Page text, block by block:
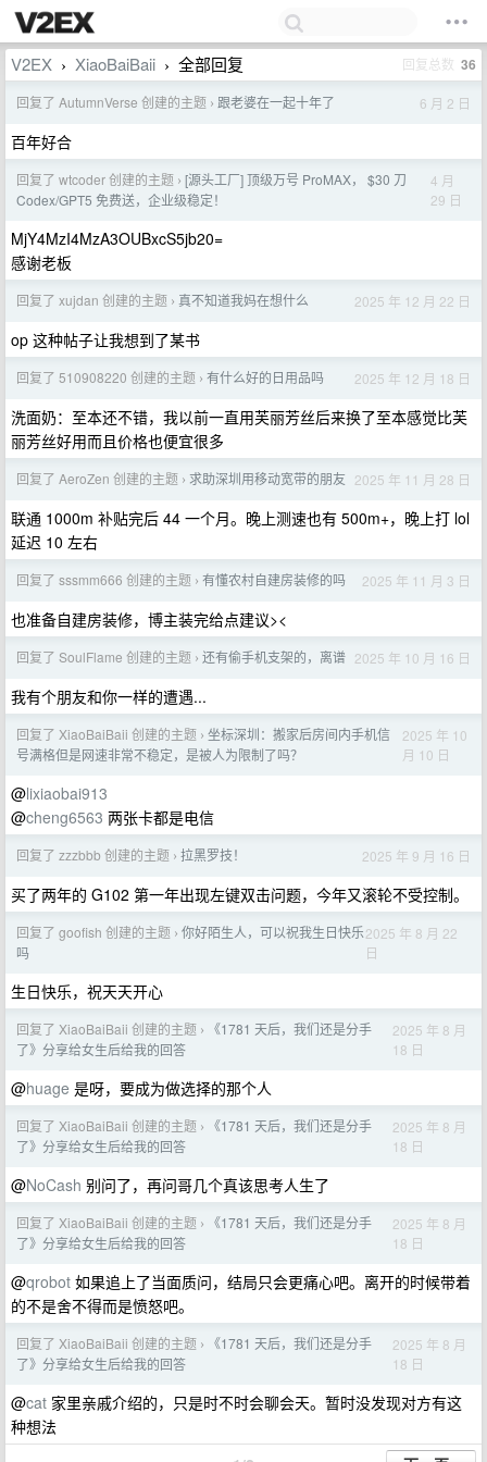
V2EX › XiaoBaiBaii › 全部回复 回复总数 36
回复了 AutumnVerse 创建的主题 › 跟老婆在一起十年了 6 月 2 日
百年好合
回复了 wtcoder 创建的主题 › [源头工厂] 顶级万号 ProMAX， $30 刀
Codex/GPT5 免费送，企业级稳定！
4 月
29 日
MjY4MzI4MzA3OUBxcS5jb20=
感谢老板
回复了 xujdan 创建的主题 › 真不知道我妈在想什么 2025 年 12 月 22 日
op 这种帖子让我想到了某书
回复了 510908220 创建的主题 › 有什么好的日用品吗 2025 年 12 月 18 日
洗面奶：至本还不错，我以前一直用芙丽芳丝后来换了至本感觉比芙
丽芳丝好用而且价格也便宜很多
回复了 AeroZen 创建的主题 › 求助深圳用移动宽带的朋友 2025 年 11 月 28 日
联通 1000m 补贴完后 44 一个月。晚上测速也有 500m+，晚上打 lol
延迟 10 左右
回复了 sssmm666 创建的主题 › 有懂农村自建房装修的吗 2025 年 11 月 3 日
也准备自建房装修，博主装完给点建议><
回复了 SoulFlame 创建的主题 › 还有偷手机支架的，离谱 2025 年 10 月 16 日
我有个朋友和你一样的遭遇...
回复了 XiaoBaiBaii 创建的主题 › 坐标深圳：搬家后房间内手机信
号满格但是网速非常不稳定，是被人为限制了吗？
2025 年 10
月 10 日
@lixiaobai913
@cheng6563 两张卡都是电信
回复了 zzzbbb 创建的主题 › 拉黑罗技！ 2025 年 9 月 16 日
买了两年的 G102 第一年出现左键双击问题，今年又滚轮不受控制。
回复了 goofish 创建的主题 › 你好陌生人，可以祝我生日快乐
吗
2025 年 8 月 22
日
生日快乐，祝天天开心
回复了 XiaoBaiBaii 创建的主题 ›
《1781 天后，我们还是分手
了》分享给女生后给我的回答
2025 年 8 月
18 日
@huage 是呀，要成为做选择的那个人
回复了 XiaoBaiBaii 创建的主题 ›
《1781 天后，我们还是分手
了》分享给女生后给我的回答
2025 年 8 月
18 日
@NoCash 别问了，再问哥几个真该思考人生了
回复了 XiaoBaiBaii 创建的主题 ›
《1781 天后，我们还是分手
了》分享给女生后给我的回答
2025 年 8 月
18 日
@qrobot 如果追上了当面质问，结局只会更痛心吧。离开的时候带着
的不是舍不得而是愤怒吧。
回复了 XiaoBaiBaii 创建的主题 ›
《1781 天后，我们还是分手
了》分享给女生后给我的回答
2025 年 8 月
18 日
@cat 家里亲戚介绍的，只是时不时会聊会天。暂时没发现对方有这
种想法